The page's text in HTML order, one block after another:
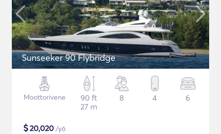
Sunseeker 90 Flybridge
Moottorivene
90 ft
27 m
8 4 6
$20,020 /yö